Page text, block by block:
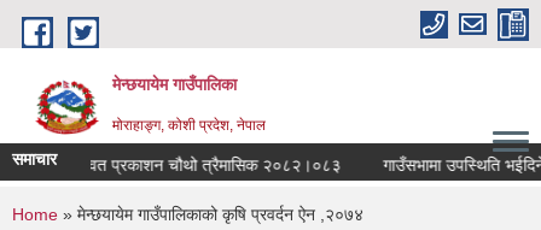
Skip to main content
मेन्छयायेम गाउँपालिका
मोराहाङ्ग, कोशी प्रदेश, नेपाल
समाचार स्वत प्रकाशन चौथो त्रैमासिक २०८२।०८३ गाउँसभामा उपस्थिति भईदिने
You are here
Home » मेन्छयायेम गाउँपालिकाको कृषि प्रवर्दन ऐन ,२०७४